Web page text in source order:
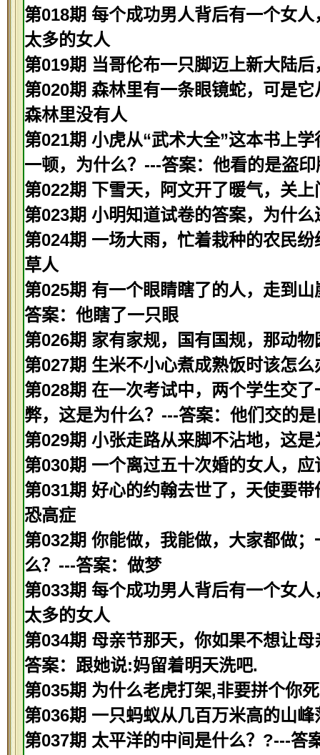
第018期 每个成功男人背后有一个女
太多的女人
第019期 当哥伦布一只脚迈上新大陆
第020期 森林里有一条眼镜蛇，可是
森林里没有人
第021期 小虎从“武术大全”这本书上
一顿，为什么？---答案：他看的是盗印
第022期 下雪天，阿文开了暖气，关
第023期 小明知道试卷的答案，为什
第024期 一场大雨，忙着栽种的农民
草人
第025期 有一个眼睛瞎了的人，走到
答案：他瞎了一只眼
第026期 家有家规，国有国规，那动
第027期 生米不小心煮成熟饭时该怎
第028期 在一次考试中，两个学生交
弊，这是为什么？---答案：他们交的是
第029期 小张走路从来脚不沾地，这
第030期 一个离过五十次婚的女人，
第031期 好心的约翰去世了，天使要
恐高症
第032期 你能做，我能做，大家都做
么？---答案：做梦
第033期 每个成功男人背后有一个女
太多的女人
第034期 母亲节那天，你如果不想让
答案：跟她说:妈留着明天洗吧.
第035期 为什么老虎打架,非要拼个你
第036期 一只蚂蚁从几百万米高的山
第037期 太平洋的中间是什么？?---答